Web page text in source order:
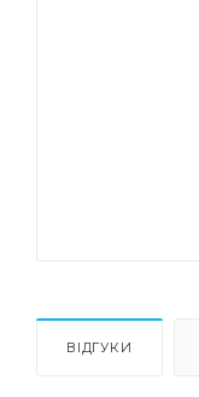
ВІДГУКИ